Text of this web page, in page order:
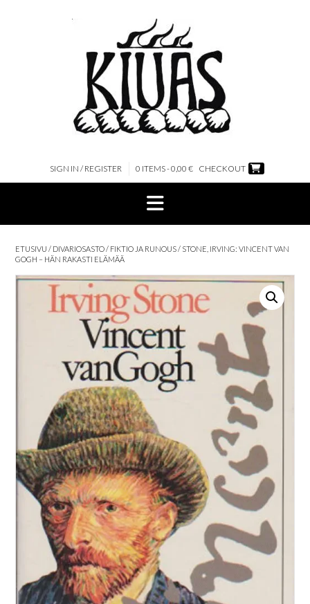
SIGN IN / REGISTER 0 ITEMS - 0,00 € CHECKOUT
ETUSIVU / DIVARIOSASTO/ FIKTIO JA RUNOUS/ STONE, IRVING: VINCENT VAN
GOGH – HÄN RAKASTI ELÄMÄÄ